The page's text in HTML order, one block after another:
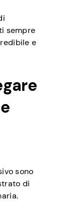
sempre
e
sono
di